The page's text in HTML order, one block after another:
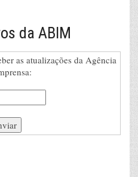
da ABIM
as atualizações da Agência